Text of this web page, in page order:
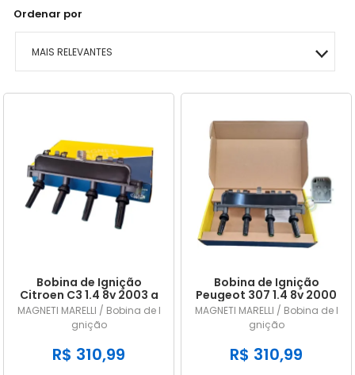
Ordenar por
MAIS RELEVANTES
MAIS VENDIDOS
MAIOR PREÇO
A - Z
Bobina de Ignição
Citroen C3 1.4 8v 2003 a
2012 245097
MAGNETI MARELLI / Bobina de I
gnição
R$ 310,99
Bobina de Ignição
Peugeot 307 1.4 8v 2000
a 2005 245097
MAGNETI MARELLI / Bobina de I
gnição
R$ 310,99